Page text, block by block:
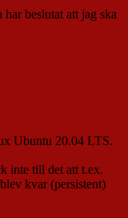
beslutat att jag ska
Ubuntu 20.04 LTS.
inte till det att t.ex.
kvar (persistent)